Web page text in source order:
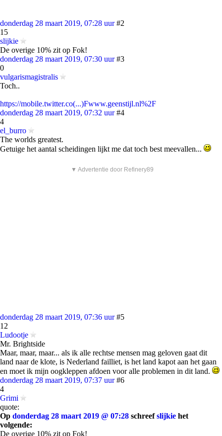
donderdag 28 maart 2019, 07:28 uur #2
15
slijkie
De overige 10% zit op Fok!
donderdag 28 maart 2019, 07:30 uur #3
0
vulgarismagistralis
Toch..
https://mobile.twitter.co(...)Fwww.geenstijl.nl%2F
donderdag 28 maart 2019, 07:32 uur #4
4
el_burro
The worlds greatest.
Getuige het aantal scheidingen lijkt me dat toch best meevallen...
▼ Advertentie door Refinery89
donderdag 28 maart 2019, 07:36 uur #5
12
Ludootje
Mr. Brightside
Maar, maar, maar... als ik alle rechtse mensen mag geloven gaat dit
land naar de klote, is Nederland failliet, is het land kapot aan het gaan
en moet ik mijn oogkleppen afdoen voor alle problemen in dit land.
donderdag 28 maart 2019, 07:37 uur #6
4
Grimi
quote:
Op donderdag 28 maart 2019 @ 07:28 schreefslijkie het
volgende:
De overige 10% zit op Fok!